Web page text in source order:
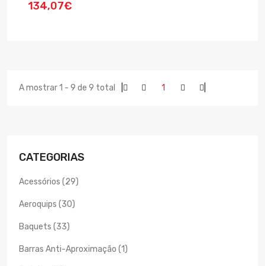
134,07€
1
A mostrar 1 - 9 de 9 total
CATEGORIAS
Acessórios (29)
Aeroquips (30)
Baquets (33)
Barras Anti-Aproximação (1)